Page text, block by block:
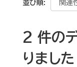
並び順
2 件の
りました